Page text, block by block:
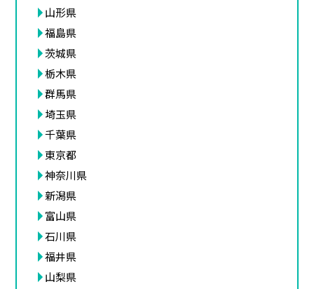
山形県
福島県
茨城県
栃木県
群馬県
埼玉県
千葉県
東京都
神奈川県
新潟県
富山県
石川県
福井県
山梨県